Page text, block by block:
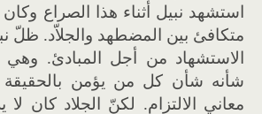
استشهد نبيل أثناء هذا الصراع
متكافئ بين المضطهد والجلاّد. ظلّ
الاستشهاد من أجل المبادئ. وهي
شأنه شأن كل من يؤمن
معاني الالتزام. لكنّ الجلاد كان